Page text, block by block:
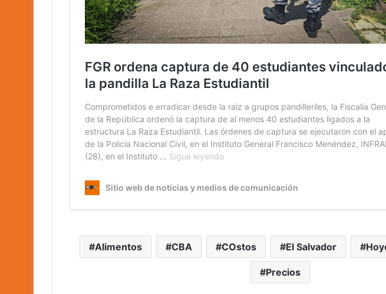
Alimentos CBA COstos El Salvador
Precios